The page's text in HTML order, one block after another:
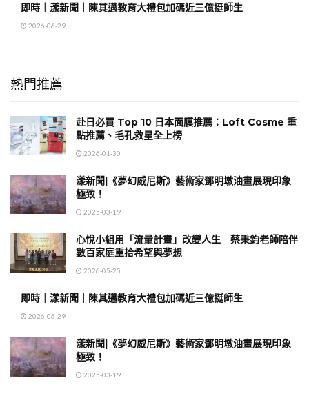
即時｜漾新聞｜陳其邁教育大禮包加碼近三億挺師生
2026-06-29
熱門推薦
赴日必買 Top 10 日本面膜推薦：Loft Cosme 重
點推薦、毛孔救星全上榜
2026-01-30
漾新聞|《夢幻威尼斯》藝術家鄧明墩油畫展現印象
極致！
2025-03-19
心悅小組用「流量計畫」改變人生 蔡秉鈞老師陪伴
數百家庭重拾希望與夢想
2026-05-25
即時｜漾新聞｜陳其邁教育大禮包加碼近三億挺師生
2026-06-29
漾新聞|《夢幻威尼斯》藝術家鄧明墩油畫展現印象
極致！
2025-03-19